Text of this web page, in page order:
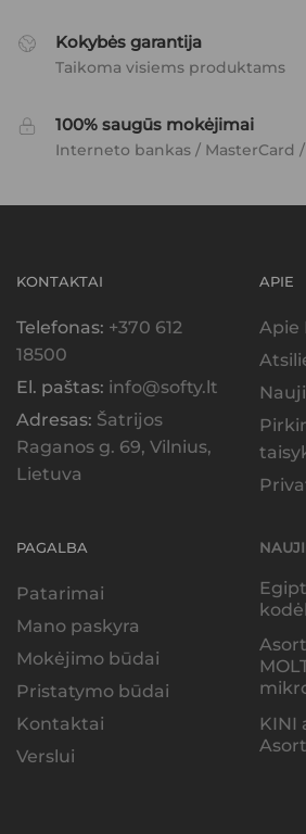
Kokybės garantija
Taikoma visiems produktams
100% saugūs mokėjimai
Interneto bankas / MasterCard /
KONTAKTAI
Telefonas: +370 612
18500
El. paštas: info@softy.lt
Adresas: Šatrijos
Raganos g. 69, Vilnius,
Lietuva
APIE
Apie
PAGALBA
Patarimai
Mano paskyra
Mokėjimo būdai
Pristatymo būdai
Kontaktai
Verslui
KINI